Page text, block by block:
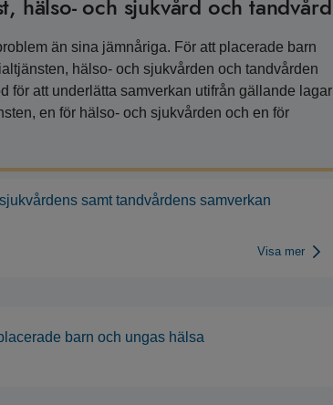
hälso- och sjukvård och tandvård
än sina jämnåriga. För att placerade barn
hälso- och sjukvården och tandvården
för att underlätta samverkan utifrån gällande lagar
en för hälso- och sjukvården och en för
samt tandvårdens samverkan
Visa mer
barn och ungas hälsa